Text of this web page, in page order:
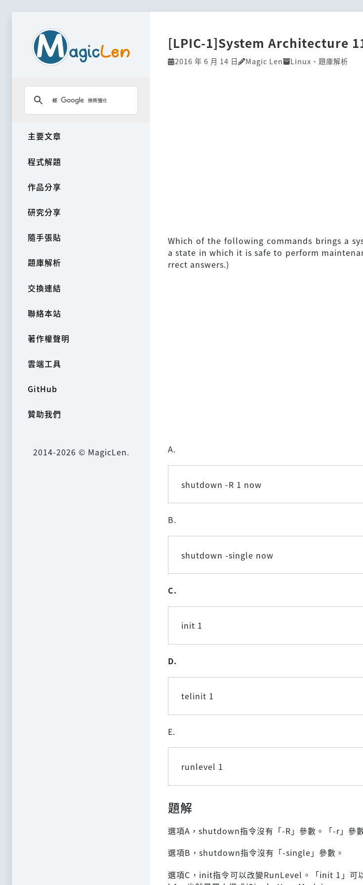
主要文章
程式解題
作品分享
研究分享
隨手張貼
題庫解析
交換連結
聯絡本站
著作權聲明
雲端工具
GitHub
贊助我們
2014-2026 © MagicLen.
[LPIC-1]System Architecture
2016 年 6 月 14 日 Magic Len Linux 、 題庫解析
Which of the following commands brings a
a state in which it is safe to perform
rrect answers.)
A.
shutdown -R 1 now
B.
shutdown -single now
C.
init 1
D.
telinit 1
E.
runlevel 1
題解
選項A，shutdown指令沒有「-R」參數。「-r」參
選項B，shutdown指令沒有「-single」參數。
選項C，init指令可以改變RunLevel。「init 1」可